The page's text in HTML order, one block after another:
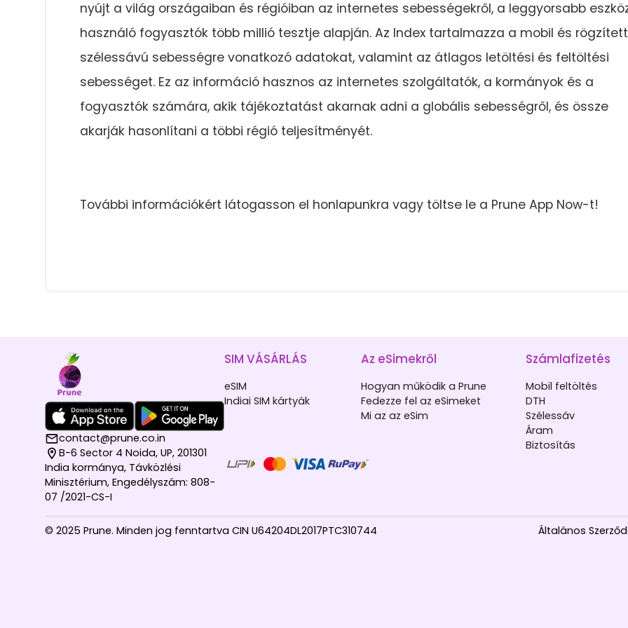
nyújt a világ országaiban és régióiban az internetes sebességekről, a leggyorsabb
használó fogyasztók több millió tesztje alapján. Az Index tartalmazza a mobil és rögzített
szélessávú sebességre vonatkozó adatokat, valamint az átlagos letöltési és feltöltési
sebességet. Ez az információ hasznos az internetes szolgáltatók, a kormányok és a
fogyasztók számára, akik tájékoztatást akarnak adni a globális sebességről, és össze
akarják hasonlítani a többi régió teljesítményét.
További információkért látogasson el honlapunkra vagy töltse le a Prune App Now-t!
contact@prune.co.in
B-6 Sector 4 Noida, UP, 201301
India kormánya, Távközlési
Minisztérium, Engedélyszám: 808-
07 /2021-CS-I
SIM VÁSÁRLÁS
eSIM
Indiai SIM kártyák
Az eSimekről
Hogyan működik a Prune
Fedezze fel az eSimeket
Mi az az eSim
Számlafizetés
Mobil feltöltés
DTH
Szélessáv
Áram
Biztosítás
© 2025 Prune. Minden jog fenntartva CIN U64204DL2017PTC310744 Általános